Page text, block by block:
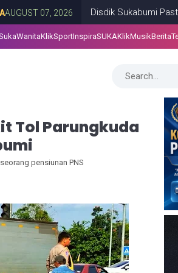
2026 Disdik Sukabumi Pastikan
KlikSportInspiraSUKAKlikMusikBerita
Tol Parungkuda
pensiunan PNS